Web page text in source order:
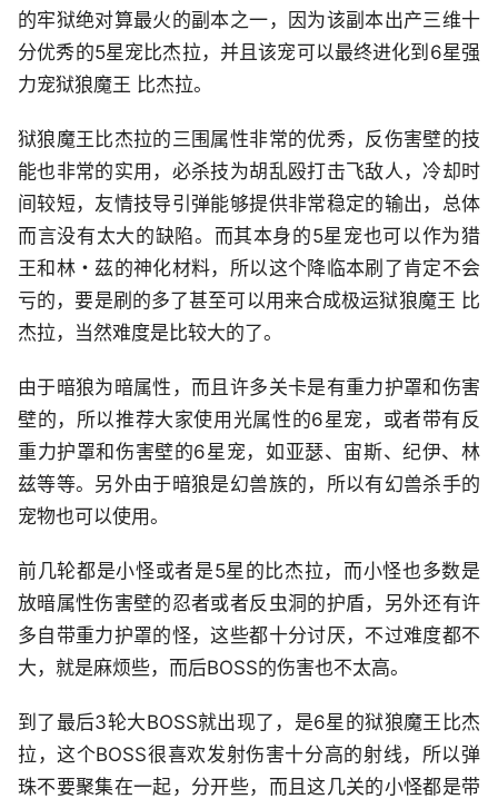
的牢狱绝对算最火的副本之一，因为该副本出产三维十
分优秀的5星宠比杰拉，并且该宠可以最终进化到6星强
力宠狱狼魔王 比杰拉。
狱狼魔王比杰拉的三围属性非常的优秀，反伤害壁的技
能也非常的实用，必杀技为胡乱殴打击飞敌人，冷却时
间较短，友情技导引弹能够提供非常稳定的输出，总体
而言没有太大的缺陷。而其本身的5星宠也可以作为猎
王和林・茲的神化材料，所以这个降临本刷了肯定不会
亏的，要是刷的多了甚至可以用来合成极运狱狼魔王 比
杰拉，当然难度是比较大的了。
由于暗狼为暗属性，而且许多关卡是有重力护罩和伤害
壁的，所以推荐大家使用光属性的6星宠，或者带有反
重力护罩和伤害壁的6星宠，如亚瑟、宙斯、纪伊、林
兹等等。另外由于暗狼是幻兽族的，所以有幻兽杀手的
宠物也可以使用。
前几轮都是小怪或者是5星的比杰拉，而小怪也多数是
放暗属性伤害壁的忍者或者反虫洞的护盾，另外还有许
多自带重力护罩的怪，这些都十分讨厌，不过难度都不
大，就是麻烦些，而后BOSS的伤害也不太高。
到了最后3轮大BOSS就出现了，是6星的狱狼魔王比杰
拉，这个BOSS很喜欢发射伤害十分高的射线，所以弹
珠不要聚集在一起，分开些，而且这几关的小怪都是带